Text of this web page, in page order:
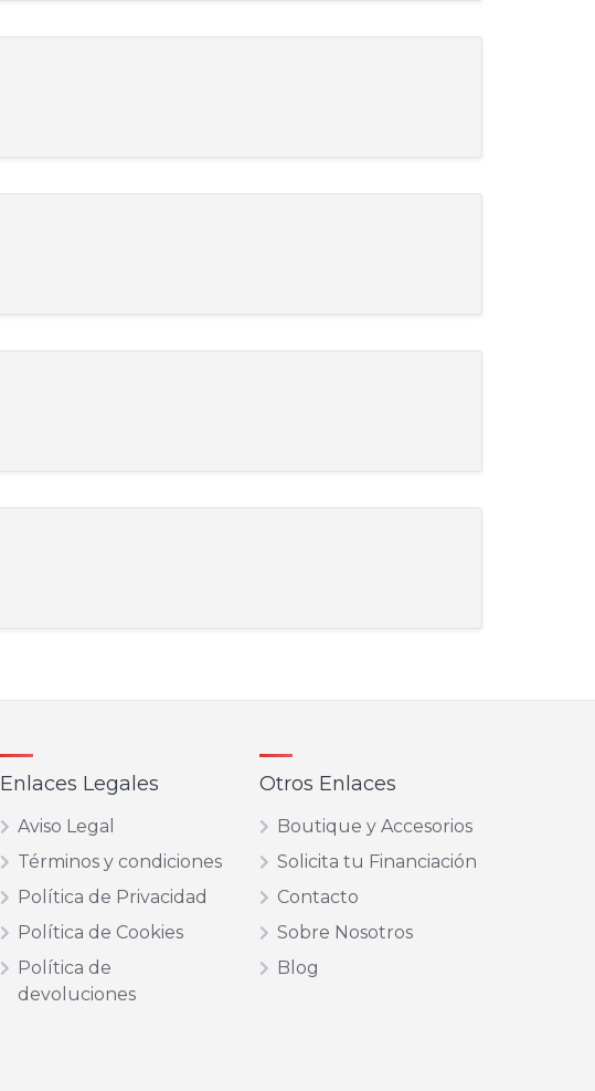
Enlaces Legales
Aviso Legal
Términos y condiciones
Política de Privacidad
Política de Cookies
Política de
devoluciones
Otros Enlaces
Boutique y Accesorios
Solicita tu Financiación
Contacto
Sobre Nosotros
Blog